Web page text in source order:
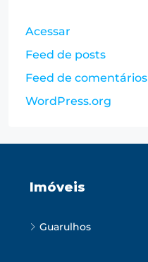
Acessar
Feed de posts
Feed de comentários
WordPress.org
Imóveis
Guarulhos